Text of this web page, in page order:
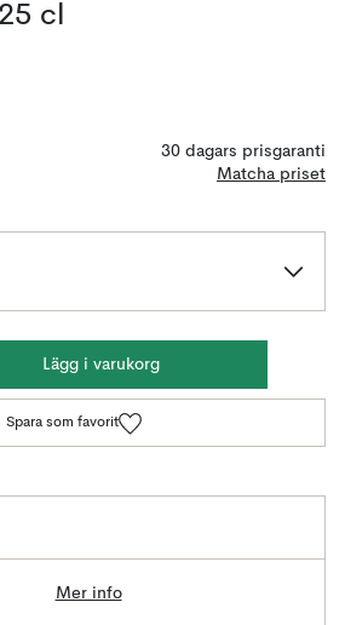
cl
30 dagars prisgaranti
Matcha priset
Lägg i varukorg
Spara som favorit
Mer info